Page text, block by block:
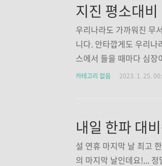
범 이후로 삼성화재의 독
정도로 어느 팀도 삼성화
삼성화재 멤버도 화려했
기 신진식, 리베로 여오
우 등 어느 포지션도 빠지
지진 평소대
우리나라도 가까워진 무
니다. 안타깝게도 우리나
스에서 들을 때마다 심장
그렇다면, 이제 우리나라
아래와 같이 대피할 수
지기 쉬운 가구 주변 미
가지 않기 - 깨진 유리나
카테고리 없음 2023. 1. 25.
설 연휴 마지막 날 최고
의 마지막 날인데요!...